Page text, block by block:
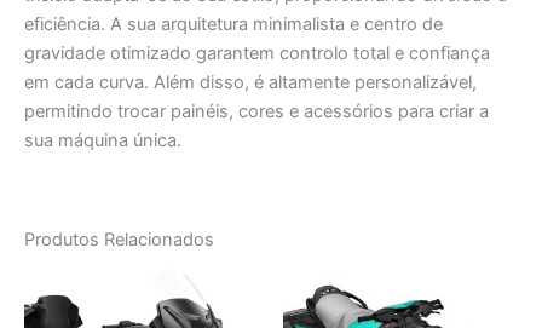
eficiência. A sua arquitetura minimalista e centro de
gravidade otimizado garantem controlo total e confiança
em cada curva. Além disso, é altamente personalizável,
permitindo trocar painéis, cores e acessórios para criar a
sua máquina única.
Produtos Relacionados